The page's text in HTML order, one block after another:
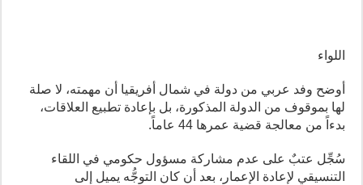
اللواء
أوضح وفد عربي من دولة في شمال أفريقيا أن مهمته، لا صلة
لها بموقوف من الدولة المذكورة، بل بإعادة تطبيع العلاقات،
بدءاً من معالجة قضية عمرها 44 عاماً.
سُجِّل عتبٌ على عدم مشاركة مسؤول حكومي في اللقاء
التنسيقي لإعادة الإعمار، بعد أن كان التوجُّه يميل إلى